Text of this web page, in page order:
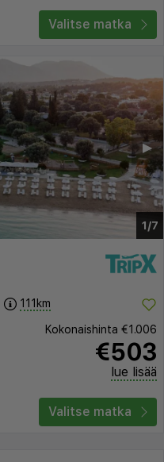
Valitse matka
1/7
▶︎
111km
Kokonaishinta €1.006
€503
lue lisää
Valitse matka